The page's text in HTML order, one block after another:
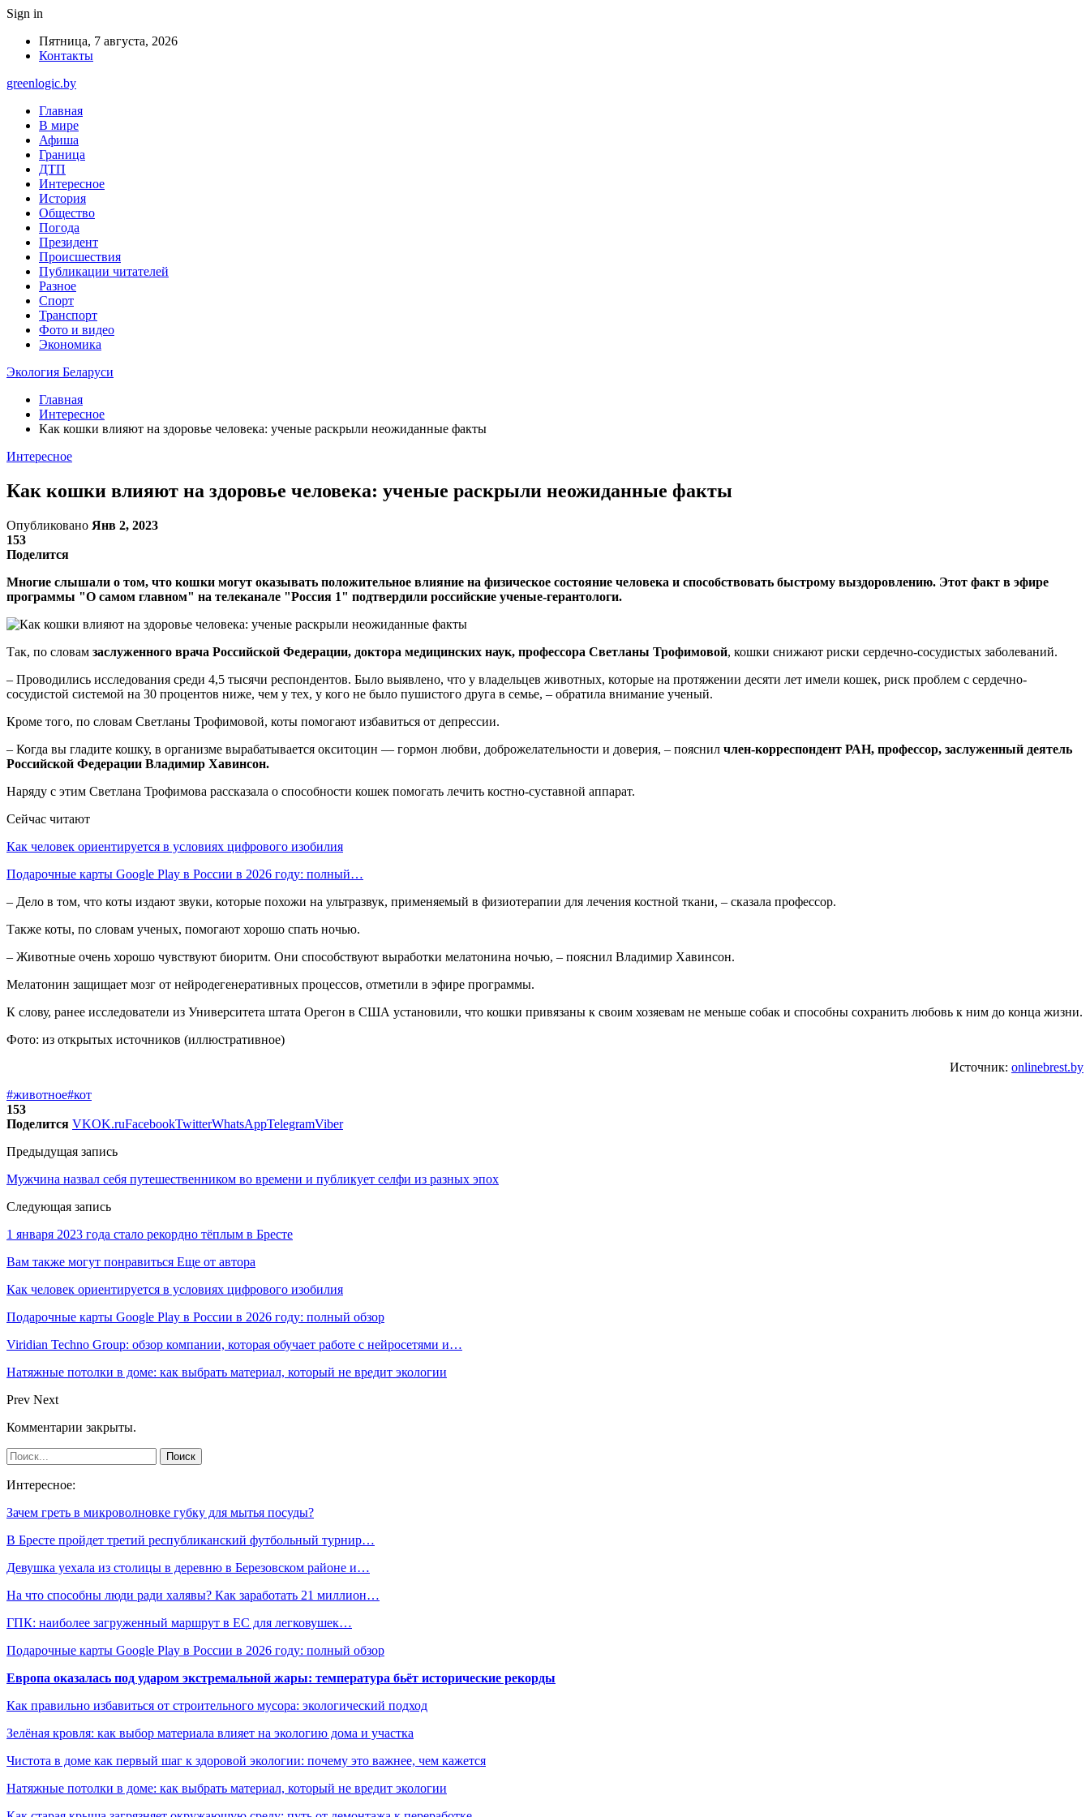
Sign in
Пятница, 7 августа, 2026
Контакты
greenlogic.by
Главная
В мире
Афиша
Граница
ДТП
Интересное
История
Общество
Погода
Президент
Происшествия
Публикации читателей
Разное
Спорт
Транспорт
Фото и видео
Экономика
Экология Беларуси
Главная
Интересное
Как кошки влияют на здоровье человека: ученые раскрыли неожиданные факты
Интересное
Как кошки влияют на здоровье человека: ученые раскрыли неожиданные факты
Опубликовано Янв 2, 2023
153
Поделится
Многие слышали о том, что кошки могут оказывать положительное влияние на физическое состояние человека и способствовать быстрому выздоровлению. Этот факт в эфире
программы "О самом главном" на телеканале "Россия 1" подтвердили российские ученые-герантологи.
Так, по словам заслуженного врача Российской Федерации, доктора медицинских наук, профессора Светланы Трофимовой, кошки снижают риски сердечно-сосудистых заболеваний.
– Проводились исследования среди 4,5 тысячи респондентов. Было выявлено, что у владельцев животных, которые на протяжении десяти лет имели кошек, риск проблем с сердечно-
сосудистой системой на 30 процентов ниже, чем у тех, у кого не было пушистого друга в семье, – обратила внимание ученый.
Кроме того, по словам Светланы Трофимовой, коты помогают избавиться от депрессии.
– Когда вы гладите кошку, в организме вырабатывается окситоцин — гормон любви, доброжелательности и доверия, – пояснил член-корреспондент РАН, профессор, заслуженный деятель
Российской Федерации Владимир Хавинсон.
Наряду с этим Светлана Трофимова рассказала о способности кошек помогать лечить костно-суставной аппарат.
Сейчас читают
Как человек ориентируется в условиях цифрового изобилия
Подарочные карты Google Play в России в 2026 году: полный…
– Дело в том, что коты издают звуки, которые похожи на ультразвук, применяемый в физиотерапии для лечения костной ткани, – сказала профессор.
Также коты, по словам ученых, помогают хорошо спать ночью.
– Животные очень хорошо чувствуют биоритм. Они способствуют выработки мелатонина ночью, – пояснил Владимир Хавинсон.
Мелатонин защищает мозг от нейродегенеративных процессов, отметили в эфире программы.
К слову, ранее исследователи из Университета штата Орегон в США установили, что кошки привязаны к своим хозяевам не меньше собак и способны сохранить любовь к ним до конца жизни.
Фото: из открытых источников (иллюстративное)
Источник: onlinebrest.by
#животное#кот
153
Поделится VKOK.ruFacebookTwitterWhatsAppTelegramViber
Предыдущая запись
Мужчина назвал себя путешественником во времени и публикует селфи из разных эпох
Следующая запись
1 января 2023 года стало рекордно тёплым в Бресте
Вам также могут понравиться Еще от автора
Как человек ориентируется в условиях цифрового изобилия
Подарочные карты Google Play в России в 2026 году: полный обзор
Viridian Techno Group: обзор компании, которая обучает работе с нейросетями и…
Натяжные потолки в доме: как выбрать материал, который не вредит экологии
Prev Next
Комментарии закрыты.
Интересное:
Зачем греть в микроволновке губку для мытья посуды?
В Бресте пройдет третий республиканский футбольный турнир…
Девушка уехала из столицы в деревню в Березовском районе и…
На что способны люди ради халявы? Как заработать 21 миллион…
ГПК: наиболее загруженный маршрут в ЕС для легковушек…
Подарочные карты Google Play в России в 2026 году: полный обзор
Европа оказалась под ударом экстремальной жары: температура бьёт исторические рекорды
Как правильно избавиться от строительного мусора: экологический подход
Зелёная кровля: как выбор материала влияет на экологию дома и участка
Чистота в доме как первый шаг к здоровой экологии: почему это важнее, чем кажется
Натяжные потолки в доме: как выбрать материал, который не вредит экологии